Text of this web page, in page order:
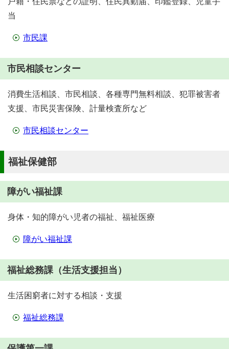
当
市民課
市民相談センター
消費生活相談、市民相談、各種専門無料相談、犯罪被害者
支援、市民災害保険、計量検査所など
市民相談センター
福祉保健部
障がい福祉課
身体・知的障がい児者の福祉、福祉医療
障がい福祉課
福祉総務課（生活支援担当）
生活困窮者に対する相談・支援
福祉総務課